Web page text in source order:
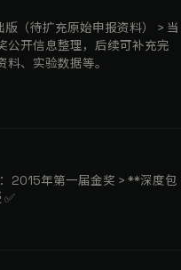
版（待扩充原始申报资料） > 当
公开信息整理，后续可补充完
、实验数据等。
2015年第一届金奖 > **深度包
✅